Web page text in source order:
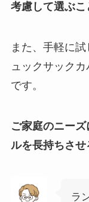
考慮して選ぶこ
また、手軽に
ュックサック
です。
ご家庭のニー
ルを長持ちさせ
ラ